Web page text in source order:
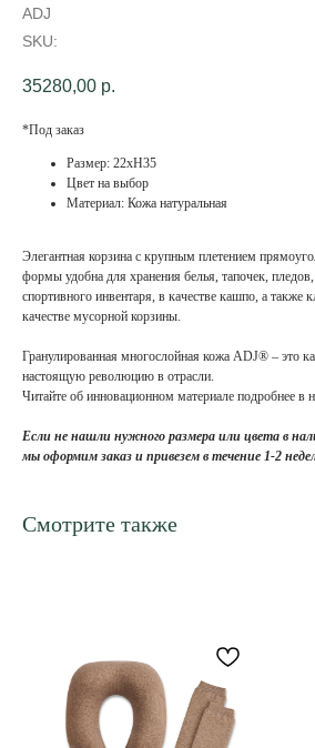
ADJ
SKU:
35280,00 р.
*Под заказ
Размер: 22хH35
Цвет на выбор
Материал: Кожа натуральная
Элегантная корзина с крупным плетением
формы удобна для хранения белья, тапочек,
спортивного инвентаря, в качестве кашпо, а также
качестве мусорной корзины.
Гранулированная многослойная кожа ADJ® – это
настоящую революцию в отрасли.
Читайте об инновационном материале подробнее в
Если не нашли нужного размера или цвета в
мы оформим заказ и привезем в течение 1-2
Смотрите также